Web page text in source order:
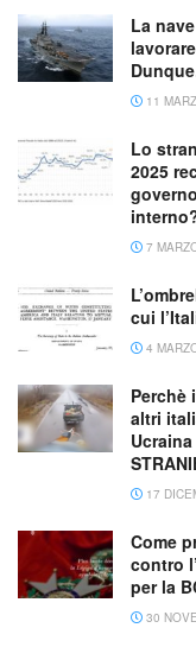
La
11
Lo
2025
7
cui
4
Perchè
altri
Ucraina
17
Come
contro
per la
30